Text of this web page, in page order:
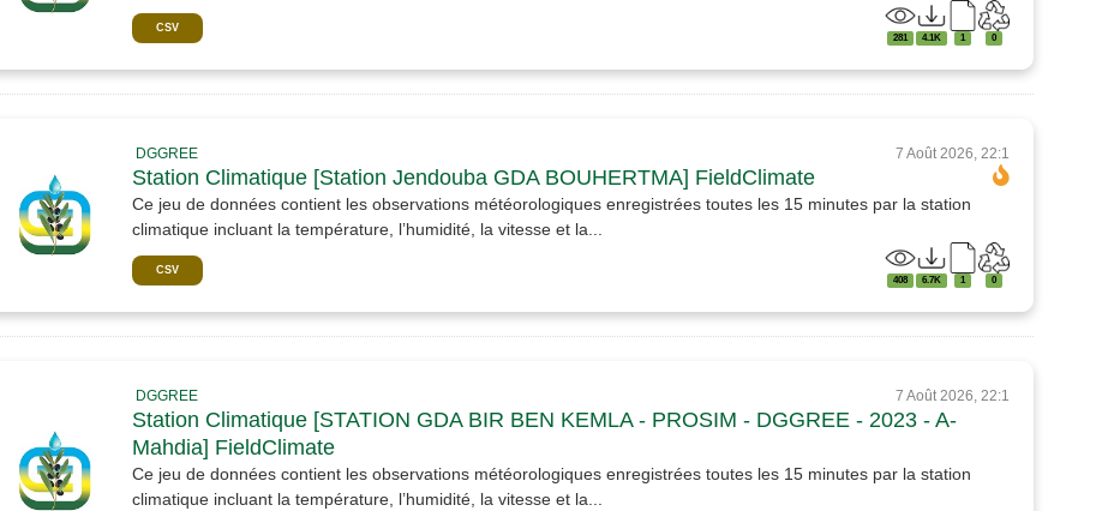
CSV
281 4.1K 1 0
DGGREE 7 Août 2026, 22:1
Station Climatique [Station Jendouba GDA BOUHERTMA] FieldClimate
Ce jeu de données contient les observations météorologiques enregistrées toutes les 15 minutes par la station
climatique incluant la température, l’humidité, la vitesse et la...
CSV
408 6.7K 1 0
DGGREE 7 Août 2026, 22:1
Station Climatique [STATION GDA BIR BEN KEMLA - PROSIM - DGGREE - 2023 - A-
Mahdia] FieldClimate
Ce jeu de données contient les observations météorologiques enregistrées toutes les 15 minutes par la station
climatique incluant la température, l’humidité, la vitesse et la...